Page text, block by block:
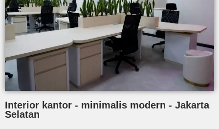
Interior kantor - minimalis modern - Jakarta
Selatan